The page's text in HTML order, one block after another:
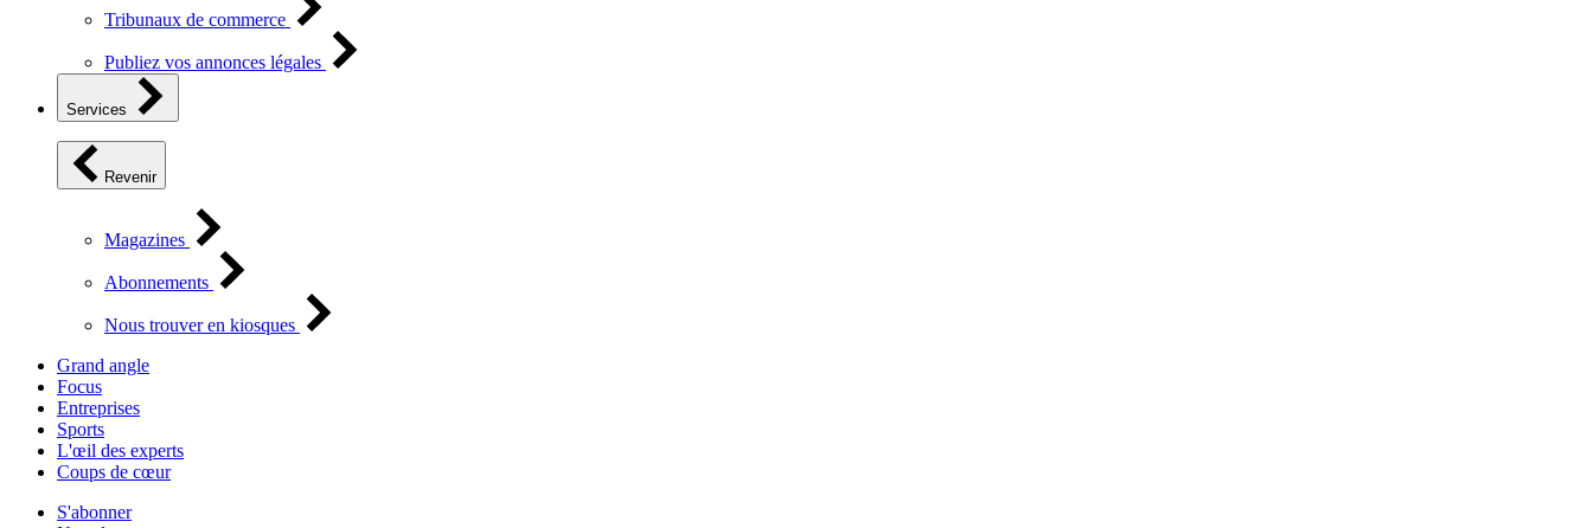
Tribunaux de commerce
Publiez vos annonces légales
Services
Revenir
Magazines
Abonnements
Nous trouver en kiosques
Grand angle
Focus
Entreprises
Sports
L'œil des experts
Coups de cœur
S'abonner